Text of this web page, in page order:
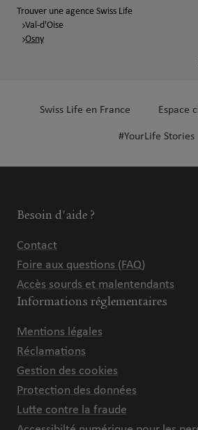
Trouver une agence Swiss Life
Val-d'Oise
Osny
Swiss Life en France Espace
#YourLife Stories
Besoin d'aide ?
Contact
Foire aux questions (FAQ)
Accès sourds et malentendants
Informations réglementaires
Mentions légales
Réclamations
Gestion des cookies
Protection des données
Lutte contre la fraude